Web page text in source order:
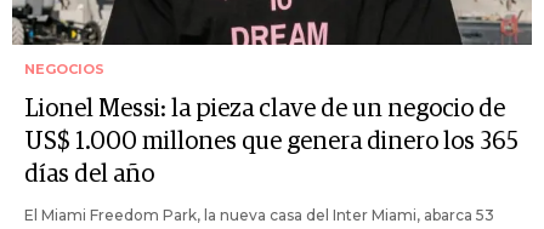
NEGOCIOS
Lionel Messi: la pieza clave de un negocio de
US$ 1.000 millones que genera dinero los 365
días del año
El Miami Freedom Park, la nueva casa del Inter Miami, abarca 53